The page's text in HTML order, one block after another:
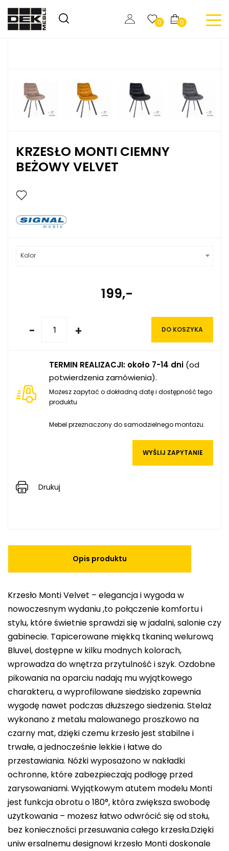
0 0
KRZESŁO MONTI CIEMNY
BEŻOWY VELVET
Kolor
199,-
- + DO KOSZYKA
TERMIN REALIZACJI: około 7-14 dni (od
potwierdzenia zamówienia).
Możesz zapytać o dokładną datę i dostępność tego
produktu
Mebel przeznaczony do samodzielnego montażu.
WYŚLIJ ZAPYTANIE
Drukuj
Opis produktu
Krzesło Monti Velvet – elegancja i wygoda w
nowoczesnym wydaniu ,to połączenie komfortu i
stylu, które świetnie sprawdzi się w jadalni, salonie czy
gabinecie. Tapicerowane miękką tkaniną welurową
Bluvel, dostępne w kilku modnych kolorach,
wprowadza do wnętrza przytulność i szyk. Ozdobne
pikowania na oparciu nadają mu wyjątkowego
charakteru, a wyprofilowane siedzisko zapewnia
wygodę nawet podczas dłuższego siedzenia. Stelaż
wykonano z metalu malowanego proszkowo na
czarny mat, dzięki czemu krzesło jest stabilne i
trwałe, a jednocześnie lekkie i łatwe do
przestawiania. Nóżki wyposażono w nakładki
ochronne, które zabezpieczają podłogę przed
zarysowaniami. Wyjątkowym atutem modelu Monti
jest funkcja obrotu o 180°, która zwiększa swobodę
użytkowania – możesz łatwo odwrócić się od stołu,
bez konieczności przesuwania całego krzesła.Dzięki
uniw ersalnemu designowi krzesło Monti doskonale